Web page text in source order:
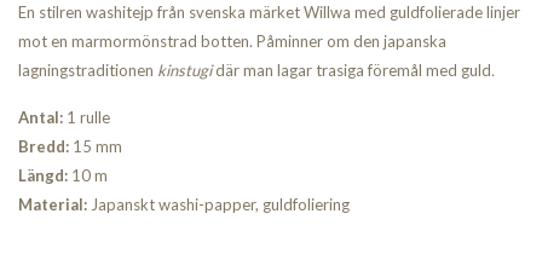
En stilren washitejp från svenska märket Willwa med guldfolierade linjer
mot en marmormönstrad botten. Påminner om den japanska
lagningstraditionen kinstugidär man lagar trasiga föremål med guld.
Antal: 1 rulle
Bredd: 15 mm
Längd: 10 m
Material: Japanskt washi-papper, guldfoliering